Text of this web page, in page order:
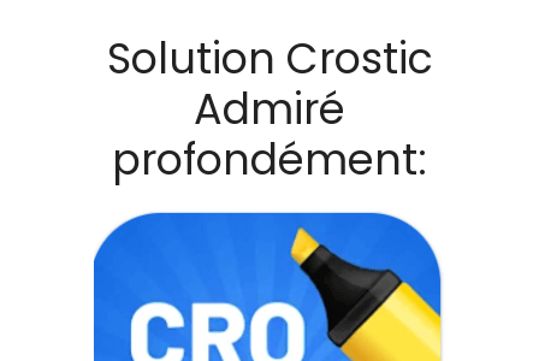
Solution Crostic
Admiré
profondément: